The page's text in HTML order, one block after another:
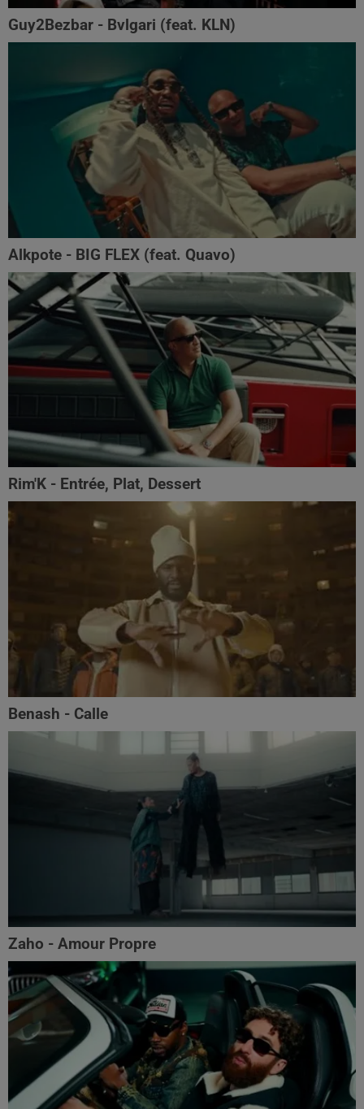
Guy2Bezbar - Bvlgari (feat. KLN)
Alkpote - BIG FLEX (feat. Quavo)
Rim'K - Entrée, Plat, Dessert
Benash - Calle
Zaho - Amour Propre